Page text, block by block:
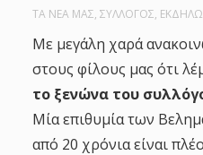
ΤΑ ΝΕΑ ΜΑΣ, ΣΥΛΛΟΓΟΣ,
Με μεγάλη χαρά
στους φίλους μας ότι
το ξενώνα του
Μία επιθυμία των
από 20 χρόνια είναι